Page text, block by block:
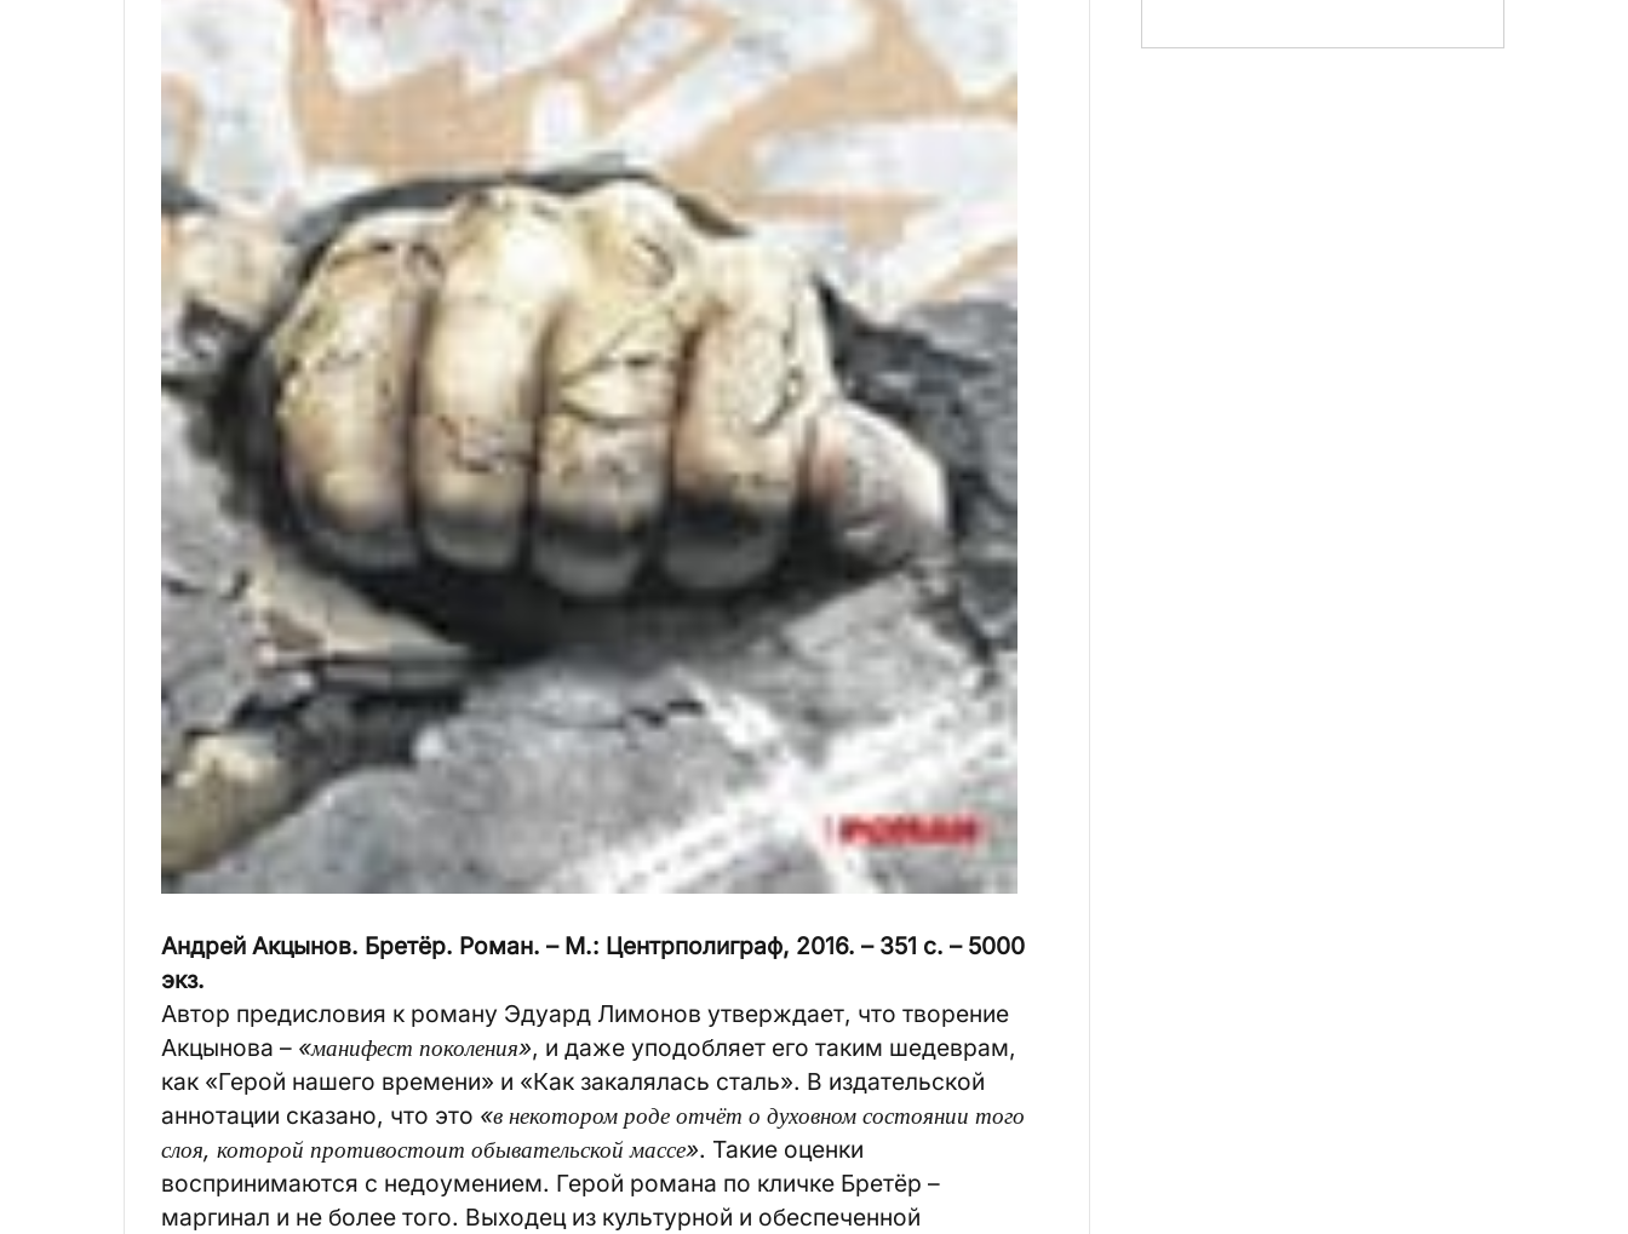
Андрей Акцынов. Бретёр. Роман. – М.: Центрполиграф, 2016. – 351 с. – 5000
экз.
Автор предисловия к роману Эдуард Лимонов утверждает, что творение
Акцынова – «манифест поколения», и даже уподобляет его таким шедеврам,
как «Герой нашего времени» и «Как закалялась сталь». В издательской
аннотации сказано, что это «в некотором роде отчёт о духовном состоянии того
слоя, которой противостоит обывательской массе». Такие оценки
воспринимаются с недоумением. Герой романа по кличке Бретёр –
маргинал и не более того. Выходец из культурной и обеспеченной